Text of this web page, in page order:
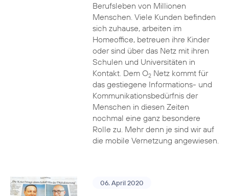
Berufsleben von Millionen
Menschen. Viele Kunden befinden
sich zuhause, arbeiten im
Homeoffice, betreuen ihre Kinder
oder sind über das Netz mit ihren
Schulen und Universitäten in
Kontakt. Dem O2Netz kommt für
das gestiegene Informations- und
Kommuni­ka­tions­bedürfnis­ der
Menschen in diesen Zeiten
nochmal eine ganz besondere
Rolle zu. Mehr denn je sind wir auf
die mobile Vernetzung angewiesen.
06. April 2020